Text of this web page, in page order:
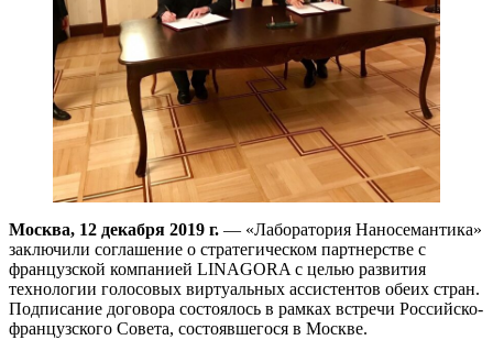
Москва, 12 декабря 2019 г. — «Лаборатория Наносемантика»
заключили соглашение о стратегическом партнерстве с
французской компанией LINAGORA с целью развития
технологии голосовых виртуальных ассистентов обеих стран.
Подписание договора состоялось в рамках встречи Российско-
французского Совета, состоявшегося в Москве.